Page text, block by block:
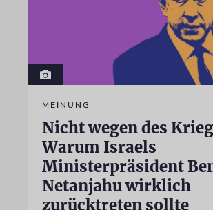
MEINUNG
Nicht wegen des
Warum Israels
Ministerpräsident
Netanjahu wirklich
zurücktreten sollte